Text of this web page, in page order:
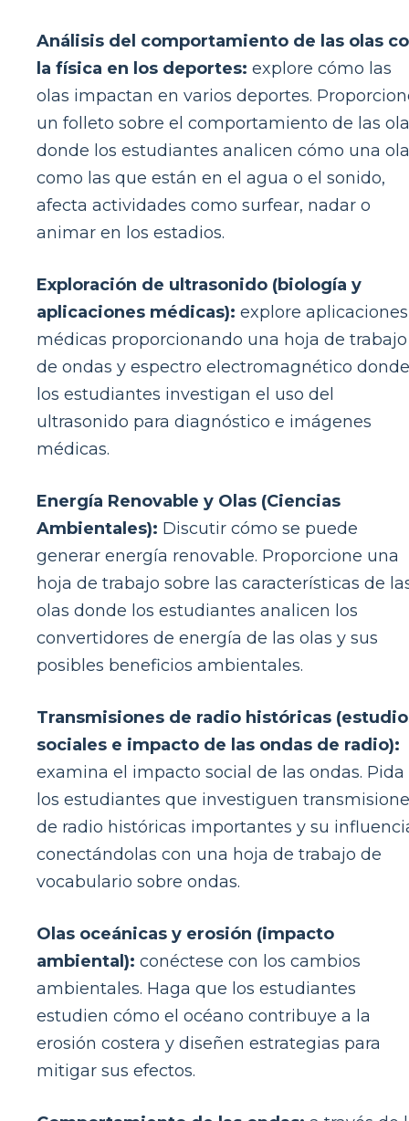
Análisis del comportamiento de las olas
la física en los deportes: explore cómo las
olas impactan en varios deportes.
un folleto sobre el comportamiento de las
donde los estudiantes analicen cómo una
como las que están en el agua o el sonido,
afecta actividades como surfear, nadar o
animar en los estadios.
Exploración de ultrasonido (biología y
aplicaciones médicas): explore aplicaciones
médicas proporcionando una hoja de trabajo
de ondas y espectro electromagnético donde
los estudiantes investigan el uso del
ultrasonido para diagnóstico e imágenes
médicas.
Energía Renovable y Olas (Ciencias
Ambientales): Discutir cómo se puede
generar energía renovable. Proporcione una
hoja de trabajo sobre las características de
olas donde los estudiantes analicen los
convertidores de energía de las olas y sus
posibles beneficios ambientales.
Transmisiones de radio históricas
sociales e impacto de las ondas de radio):
examina el impacto social de las ondas. Pida
los estudiantes que investiguen
de radio históricas importantes y su
conectándolas con una hoja de trabajo de
vocabulario sobre ondas.
Olas oceánicas y erosión (impacto
ambiental): conéctese con los cambios
ambientales. Haga que los estudiantes
estudien cómo el océano contribuye a la
erosión costera y diseñen estrategias para
mitigar sus efectos.